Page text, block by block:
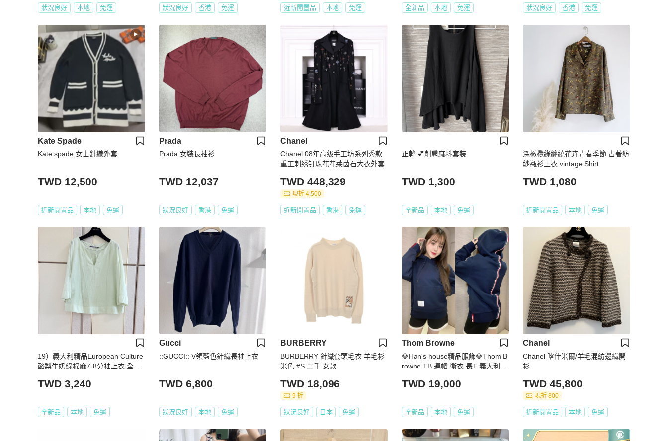
狀況良好 本地 免運 狀況良好 香港 免運 近新閒置品 本地 免運 全新品 本地 免運 狀況良好 香港 免運
Kate Spade
Kate spade 女士針織外套
TWD 12,500
近新閒置品 本地 免運
Prada
Prada 女裝長袖衫
TWD 12,037
狀況良好 香港 免運
Chanel
Chanel 08年高级手工坊系列秀款
重工刺绣钉珠花花莱茵石大衣外套
TWD 448,329
現折 4,500
近新閒置品 香港 免運
正韓 💕削肩麻料套裝
TWD 1,300
全新品 本地 免運
深橄欖綠纏繞花卉青春季節 古著紡
紗襯衫上衣 vintage Shirt
TWD 1,080
近新閒置品 本地 免運
19）義大利精品European Culture
酪梨牛奶綠棉麻7-8分袖上衣 全新
TWD 3,240
全新品 本地 免運
Gucci
::GUCCI:: V領藍色針織長袖上衣
TWD 6,800
狀況良好 本地 免運
BURBERRY
BURBERRY 針織套頭毛衣 羊毛衫
米色 #S 二手 女款
TWD 18,096
9 折
狀況良好 日本 免運
Thom Browne
💎Han's house精品服飾💎Thom B
rowne TB 連帽 衛衣 長T 義大利製
TWD 19,000
全新品 本地 免運
Chanel
Chanel 喀什米爾/羊毛混紡邊織開
衫
TWD 45,800
現折 800
近新閒置品 本地 免運